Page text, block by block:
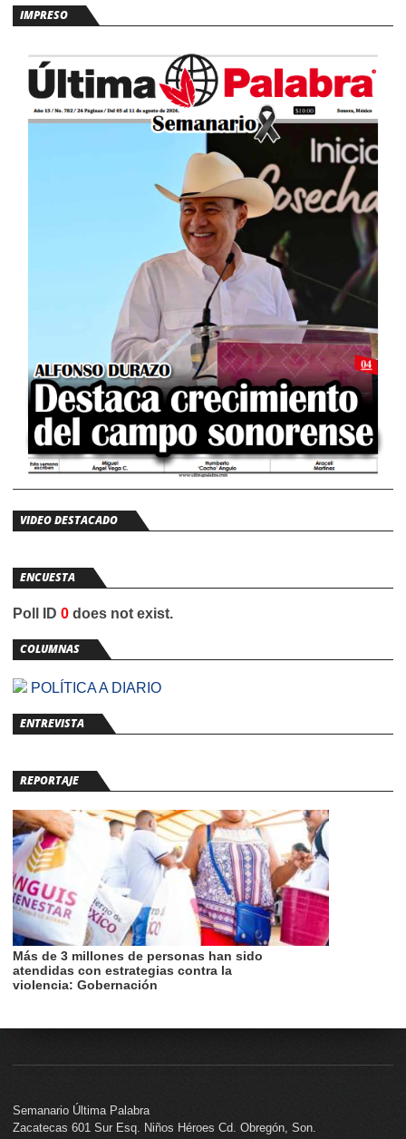
IMPRESO
VIDEO DESTACADO
ENCUESTA
Poll ID 0 does not exist.
COLUMNAS
POLÍTICA A DIARIO
ENTREVISTA
REPORTAJE
Más de 3 millones de personas han sido
atendidas con estrategias contra la
violencia: Gobernación
Semanario Última Palabra
Zacatecas 601 Sur Esq. Niños Héroes Cd. Obregón, Son.